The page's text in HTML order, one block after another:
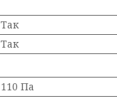
Так
Так
110 Па